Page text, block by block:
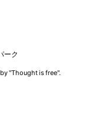
ーク
"Thought is free".